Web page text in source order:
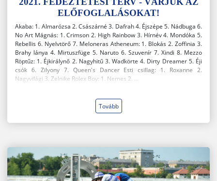
ELŐFOGLALÁSOKAT!
Akaba: 1. Almarózsa 2. Császárné 3. Dafrah 4. Éjszépe 5. Nádbuga 6.
No Art Mágnás: 1. Crimson 2. High Rainbow 3. Hírnév 4. Mondóka 5.
Rebellis 6. Nyelvtörő 7. Meloneras Atheneum: 1. Blokás 2. Zoffinia 3.
Brahy lánya 4. Mirtuszfüge 5. Naruto 6. Szuvenír 7. Xindi 8. Mezzo
Röptűz: 1. Éjkirálynő 2. Nagyhitű 3. Wadkörte 4. Dirty Dreamer 5. Éji
csók 6. Zilyony 7. Queen's Dancer Esti csillag: 1. Roxanne 2.
Nagyvilági 3. Zelnike Rolex Boy: 1. Nemes 2. ...
Tovább